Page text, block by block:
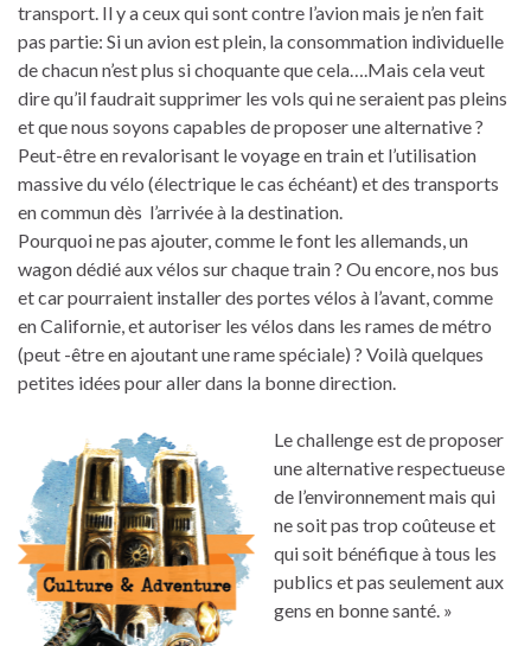
transport. Il y a ceux qui sont contre l’avion mais je n’en fait
pas partie: Si un avion est plein, la consommation individuelle
de chacun n’est plus si choquante que cela….Mais cela veut
dire qu’il faudrait supprimer les vols qui ne seraient pas pleins
et que nous soyons capables de proposer une alternative ?
Peut-être en revalorisant le voyage en train et l’utilisation
massive du vélo (électrique le cas échéant) et des transports
en commun dès l’arrivée à la destination.
Pourquoi ne pas ajouter, comme le font les allemands, un
wagon dédié aux vélos sur chaque train ? Ou encore, nos bus
et car pourraient installer des portes vélos à l’avant, comme
en Californie, et autoriser les vélos dans les rames de métro
(peut -être en ajoutant une rame spéciale) ? Voilà quelques
petites idées pour aller dans la bonne direction.
Le challenge est de proposer
une alternative respectueuse
de l’environnement mais qui
ne soit pas trop coûteuse et
qui soit bénéfique à tous les
publics et pas seulement aux
gens en bonne santé. »